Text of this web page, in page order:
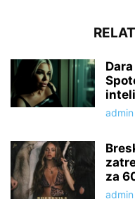
admin
za
admin